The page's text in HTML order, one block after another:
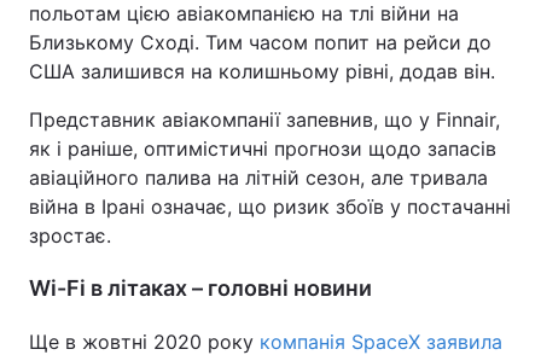
польотам цією авіакомпанією на тлі війни на
Близькому Сході. Тим часом попит на рейси до
США залишився на колишньому рівні, додав він.
Представник авіакомпанії запевнив, що у Finnair,
як і раніше, оптимістичні прогнози щодо запасів
авіаційного палива на літній сезон, але тривала
війна в Ірані означає, що ризик збоїв у постачанні
зростає.
Wi-Fi в літаках – головні новини
Ще в жовтні 2020 року компанія SpaceX заявила